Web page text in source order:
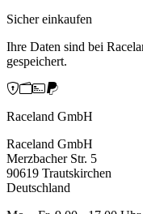
Sicher einkaufen
Ihre Daten sind bei
gespeichert.
Raceland GmbH
Raceland GmbH
Merzbacher Str. 5
90619 Trautskirchen
Deutschland